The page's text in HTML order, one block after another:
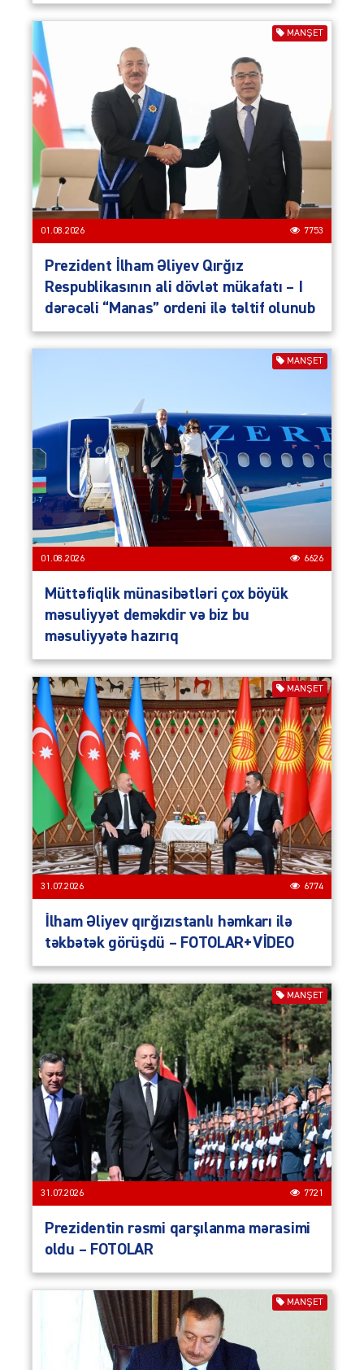
MANŞET
01.08.2026 7753
Prezident İlham Əliyev Qırğız
Respublikasının ali dövlət mükafatı – I
dərəcəli “Manas” ordeni ilə təltif olunub
MANŞET
01.08.2026 6626
Müttəfiqlik münasibətləri çox böyük
məsuliyyət deməkdir və biz bu
məsuliyyətə hazırıq
MANŞET
31.07.2026 6774
İlham Əliyev qırğızıstanlı həmkarı ilə
təkbətək görüşdü – FOTOLAR+VİDEO
MANŞET
31.07.2026 7721
Prezidentin rəsmi qarşılanma mərasimi
oldu – FOTOLAR
MANŞET